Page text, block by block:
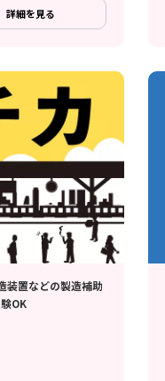
詳細を見る
装置などの製造補助
OK